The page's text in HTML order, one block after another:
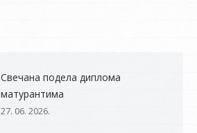
Свечана подела диплома
матурантима
27. 06. 2026.